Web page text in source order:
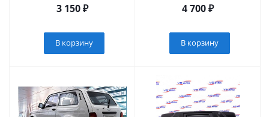
3 150₽
В корзину
4 700₽
В корзину